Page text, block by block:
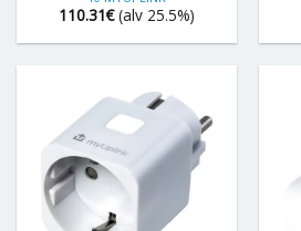
110.31€ (alv 25.5%)